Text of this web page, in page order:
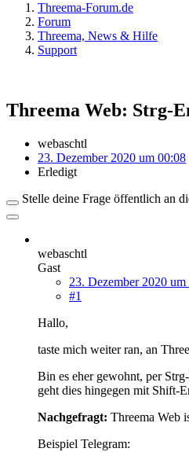
Threema-Forum.de
Forum
Threema, News & Hilfe
Support
Threema Web: Strg-
webaschtl
23. Dezember 2020 um 00:08
Erledigt
Stelle deine Frage öffentlich an
webaschtl
Gast
23. Dezember 2020 um
#1
Hallo,
taste mich weiter ran, an
Bin es eher gewohnt, per
geht dies hingegen mit Shift-
Nachgefragt: Threema Web
Beispiel Telegram: